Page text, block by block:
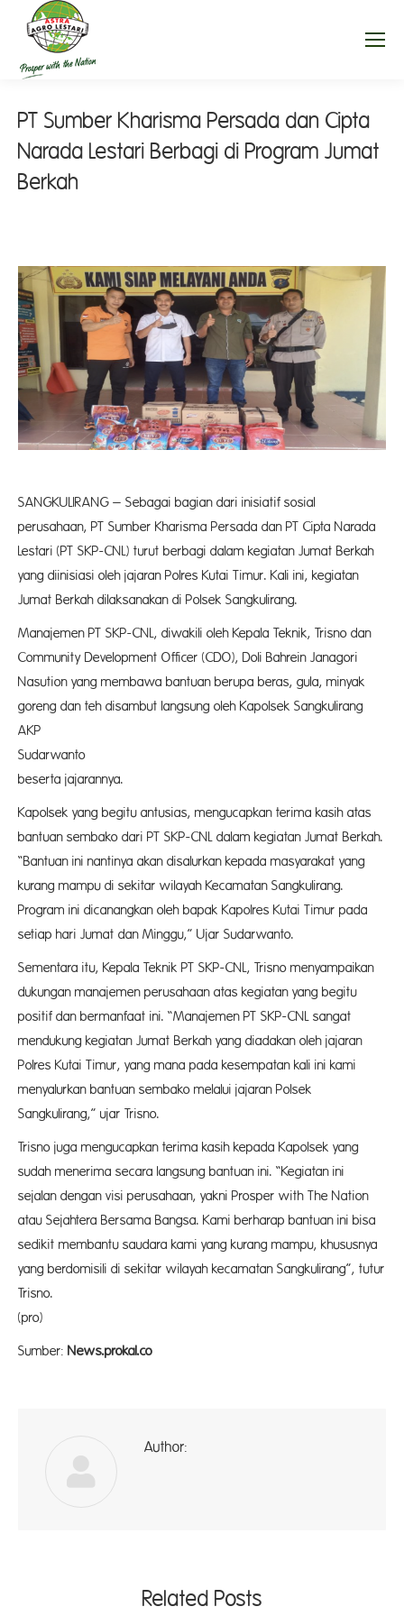
PT Sumber Kharisma Persada dan Cipta
Narada Lestari Berbagi di Program Jumat
Berkah
SANGKULIRANG – Sebagai bagian dari inisiatif sosial
perusahaan, PT Sumber Kharisma Persada dan PT Cipta Narada
Lestari (PT SKP-CNL) turut berbagi dalam kegiatan Jumat Berkah
yang diinisiasi oleh jajaran Polres Kutai Timur. Kali ini, kegiatan
Jumat Berkah dilaksanakan di Polsek Sangkulirang.
Manajemen PT SKP-CNL, diwakili oleh Kepala Teknik, Trisno dan
Community Development Officer (CDO), Doli Bahrein Janagori
Nasution yang membawa bantuan berupa beras, gula, minyak
goreng dan teh disambut langsung oleh Kapolsek Sangkulirang
AKP
beserta jajarannya.
Kapolsek yang begitu antusias, mengucapkan terima kasih atas
bantuan sembako dari PT SKP-CNL dalam kegiatan Jumat Berkah.
“Bantuan ini nantinya akan disalurkan kepada masyarakat yang
kurang mampu di sekitar wilayah Kecamatan Sangkulirang.
Program ini dicanangkan oleh bapak Kapolres Kutai Timur pada
setiap hari Jumat dan Minggu,” Ujar Sudarwanto.
Sementara itu, Kepala Teknik PT SKP-CNL, Trisno menyampaikan
dukungan manajemen perusahaan atas kegiatan yang begitu
positif dan bermanfaat ini. “Manajemen PT SKP-CNL sangat
mendukung kegiatan Jumat Berkah yang diadakan oleh jajaran
Polres Kutai Timur, yang mana pada kesempatan kali ini kami
menyalurkan bantuan sembako melalui jajaran Polsek
Sangkulirang,” ujar Trisno.
Trisno juga mengucapkan terima kasih kepada Kapolsek yang
sudah menerima secara langsung bantuan ini. “Kegiatan ini
sejalan dengan visi perusahaan, yakni Prosper with The Nation
atau Sejahtera Bersama Bangsa. Kami berharap bantuan ini bisa
sedikit membantu saudara kami yang kurang mampu, khususnya
yang berdomisili di sekitar wilayah kecamatan Sangkulirang”, tutur
Trisno.
Sumber: News.prokal.co
Author:
Related Posts